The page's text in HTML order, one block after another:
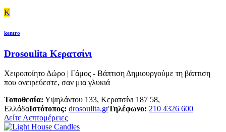
K
kentro
Drosoulita Κερατσίνι
Χειροποίητο Δώρο | Γάμος - Βάπτιση Δημιουργούμε τη βάπτιση
που ονειρεύεστε, σαν μια γλυκιά
Τοποθεσία: Υψηλάντου 133, Κερατσίνι 187 58,
ΕλλάδαΙστότοπος: drosoulita.grΤηλέφωνο: 210 4326 600
Δείτε Λεπτομέρειες